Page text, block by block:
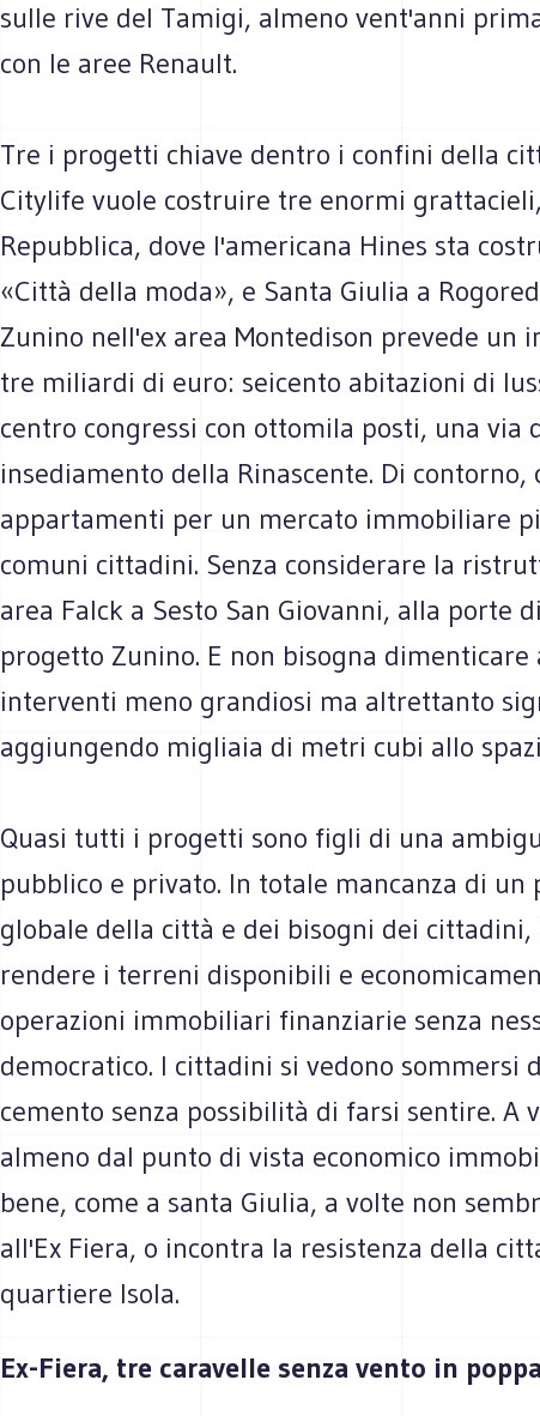
sulle rive del Tamigi, almeno vent'anni
con le aree Renault.
Tre i progetti chiave dentro i confini della
Citylife vuole costruire tre enormi
Repubblica, dove l'americana Hines sta
«Città della moda», e Santa Giulia a
Zunino nell'ex area Montedison prevede un
tre miliardi di euro: seicento abitazioni di
centro congressi con ottomila posti, una via
insediamento della Rinascente. Di contorno,
appartamenti per un mercato immobiliare
comuni cittadini. Senza considerare la
area Falck a Sesto San Giovanni, alla porte
progetto Zunino. E non bisogna dimenticare
interventi meno grandiosi ma altrettanto
aggiungendo migliaia di metri cubi allo
Quasi tutti i progetti sono figli di una
pubblico e privato. In totale mancanza di un
globale della città e dei bisogni dei
rendere i terreni disponibili e
operazioni immobiliari finanziarie senza
democratico. I cittadini si vedono sommersi
cemento senza possibilità di farsi sentire. A
almeno dal punto di vista economico
bene, come a santa Giulia, a volte non
all'Ex Fiera, o incontra la resistenza della
quartiere Isola.
Ex-Fiera, tre caravelle senza vento in poppa